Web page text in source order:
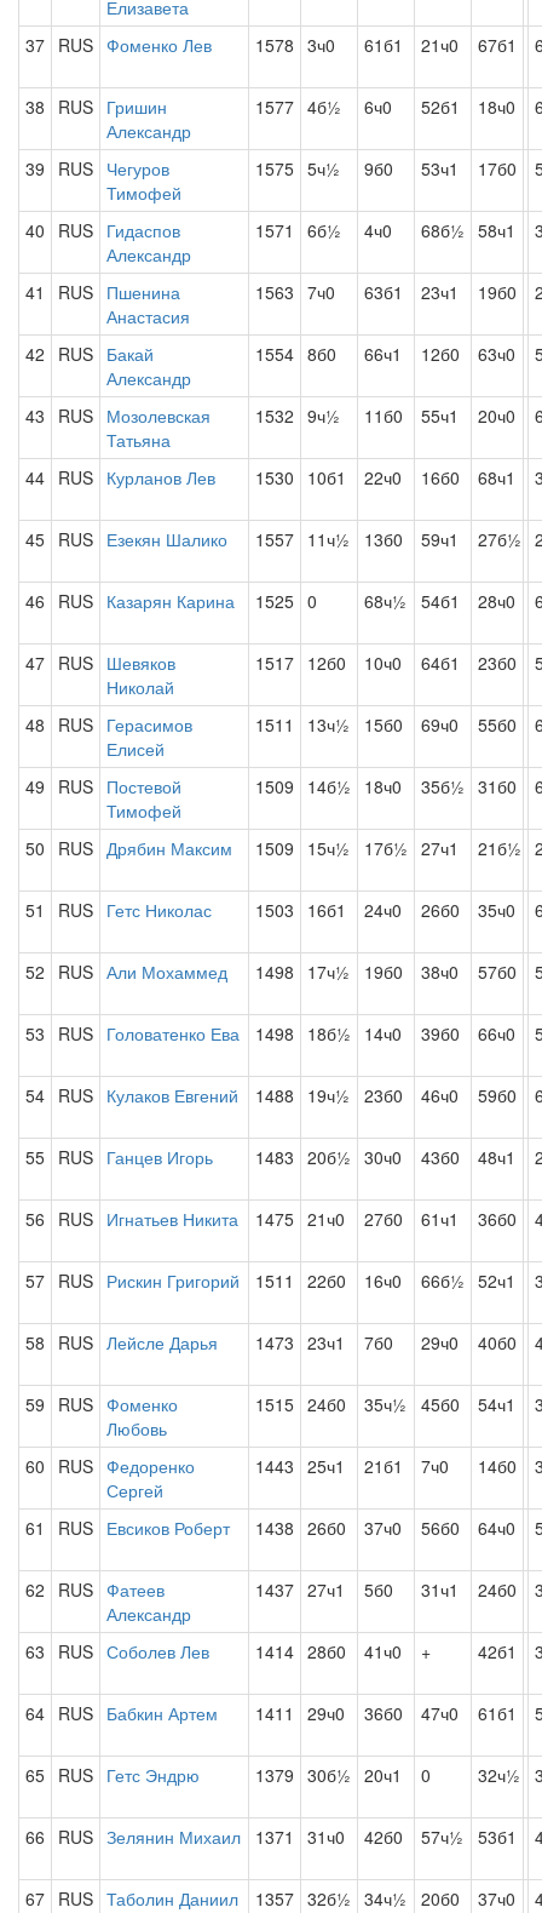
Елизавета
37 RUS Фоменко Лев 1578 3ч0 61б1 21ч0 67б1
38 RUS Гришин
Александр
1577 4б½ 6ч0 52б1 18ч0
39 RUS Чегуров
Тимофей
1575 5ч½ 9б0 53ч1 17б0
40 RUS Гидаспов
Александр
1571 6б½ 4ч0 68б½ 58ч1
41 RUS Пшенина
Анастасия
1563 7ч0 63б1 23ч1 19б0
42 RUS Бакай
Александр
1554 8б0 66ч1 12б0 63ч0
43 RUS Мозолевская
Татьяна
1532 9ч½ 11б0 55ч1 20ч0
44 RUS Курланов Лев 1530 10б1 22ч0 16б0 68ч1
45 RUS Езекян Шалико 1557 11ч½ 13б0 59ч1 27б½
46 RUS Казарян Карина 1525 0 68ч½ 54б1 28ч0
47 RUS Шевяков
Николай
1517 12б0 10ч0 64б1 23б0
48 RUS Герасимов
Елисей
1511 13ч½ 15б0 69ч0 55б0
49 RUS Постевой
Тимофей
1509 14б½ 18ч0 35б½ 31б0
50 RUS Дрябин Максим 1509 15ч½ 17б½ 27ч1 21б½
51 RUS Гетс Николас 1503 16б1 24ч0 26б0 35ч0
52 RUS Али Мохаммед 1498 17ч½ 19б0 38ч0 57б0
53 RUS Головатенко Ева 1498 18б½ 14ч0 39б0 66ч0
54 RUS Кулаков Евгений 1488 19ч½ 23б0 46ч0 59б0
55 RUS Ганцев Игорь 1483 20б½ 30ч0 43б0 48ч1
56 RUS Игнатьев Никита 1475 21ч0 27б0 61ч1 36б0
57 RUS Рискин Григорий 1511 22б0 16ч0 66б½ 52ч1
58 RUS Лейсле Дарья 1473 23ч1 7б0 29ч0 40б0
59 RUS Фоменко
Любовь
1515 24б0 35ч½ 45б0 54ч1
60 RUS Федоренко
Сергей
1443 25ч1 21б1 7ч0 14б0
61 RUS Евсиков Роберт 1438 26б0 37ч0 56б0 64ч0
62 RUS Фатеев
Александр
1437 27ч1 5б0 31ч1 24б0
63 RUS Соболев Лев 1414 28б0 41ч0 + 42б1
64 RUS Бабкин Артем 1411 29ч0 36б0 47ч0 61б1
65 RUS Гетс Эндрю 1379 30б½ 20ч1 0 32ч½
66 RUS Зелянин Михаил 1371 31ч0 42б0 57ч½ 53б1
67 RUS Таболин Даниил 1357 32б½ 34ч½ 20б0 37ч0